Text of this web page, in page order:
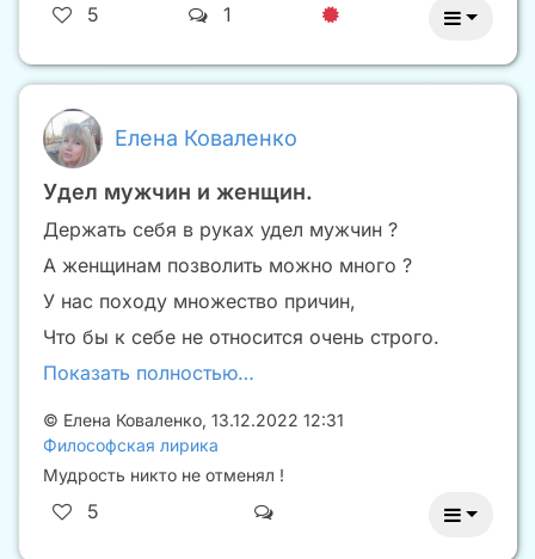
5 1
Елена Коваленко
Удел мужчин и женщин.
Держать себя в руках удел мужчин ?
А женщинам позволить можно много ?
У нас походу множество причин,
Что бы к себе не относится очень строго.
Показать полностью…
© Елена Коваленко, 13.12.2022 12:31
Философская лирика
Мудрость никто не отменял !
5